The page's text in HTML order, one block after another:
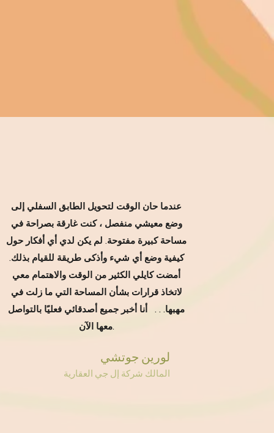
.
عندما حان الوقت لتحويل الطابق السفلي إلى
وضع معيشي منفصل ، كنت غارقة بصراحة في
مساحة كبيرة مفتوحة. لم يكن لدي أي أفكار حول
كيفية وضع أي شيء وأذكى طريقة للقيام بذلك.
أمضت كايلي الكثير من الوقت والاهتمام معي
لاتخاذ قرارات بشأن المساحة التي ما زلت في
مهبها. . . أنا أخبر جميع أصدقائي فعليًا بالتواصل
معها الآن.
لورين جوتشي
المالك شركة إل جي العقارية